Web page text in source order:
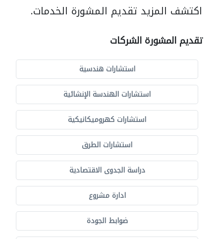
اكتشف المزيد تقديم المشورة الخدمات.
تقديم المشورة الشركات
استشارات هندسية
استشارات الهندسة الإنشائية
استشارات كهروميكانيكية
استشارات الطرق
دراسة الجدوى الاقتصادية
ادارة مشروع
ضوابط الجودة